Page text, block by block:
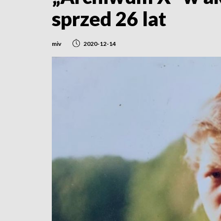
sprzed 26 lat
miv 2020-12-14